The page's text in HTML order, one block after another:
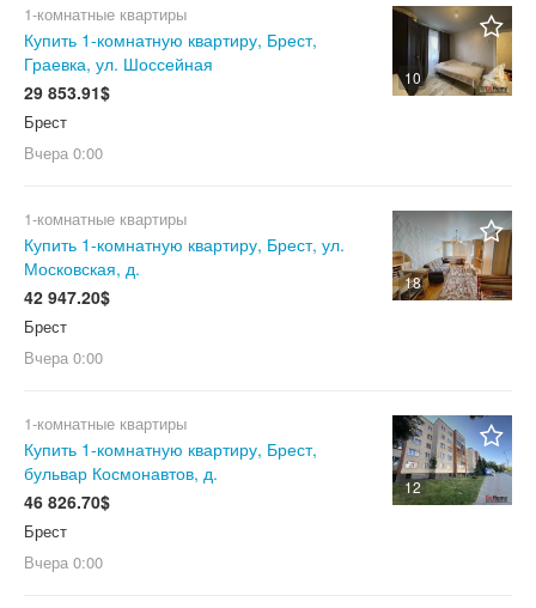
10
1-комнатные квартиры
Купить 1-комнатную квартиру, Брест,
Граевка, ул. Шоссейная
29 853.91$
Брест
Вчера 0:00
18
1-комнатные квартиры
Купить 1-комнатную квартиру, Брест, ул.
Московская, д.
42 947.20$
Брест
Вчера 0:00
12
1-комнатные квартиры
Купить 1-комнатную квартиру, Брест,
бульвар Космонавтов, д.
46 826.70$
Брест
Вчера 0:00